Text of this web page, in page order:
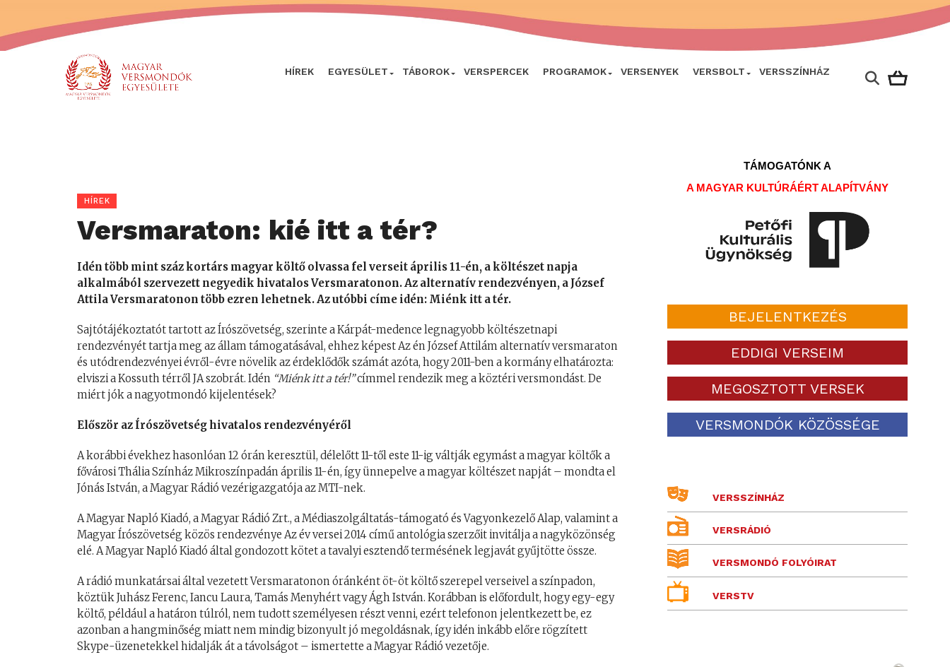
HÍREK EGYESÜLET TÁBOROK VERSPERCEK PROGRAMOK VERSENYEK VERSBOLT VERSSZÍNHÁZ
HÍREK
Versmaraton: kié itt a tér?
Idén több mint száz kortárs magyar költő olvassa fel verseit április 11-én, a költészet napja
alkalmából szervezett negyedik hivatalos Versmaratonon. Az alternatív rendezvényen, a József
Attila Versmaratonon több ezren lehetnek. Az utóbbi címe idén: Miénk itt a tér.
Sajtótájékoztatót tartott az Írószövetség, szerinte a Kárpát-medence legnagyobb költészetnapi
rendezvényét tartja meg az állam támogatásával, ehhez képest Az én József Attilám alternatív versmaraton
és utódrendezvényei évről-évre növelik az érdeklődők számát azóta, hogy 2011-ben a kormány elhatározta:
elviszi a Kossuth térről JA szobrát. Idén “Miénk itt a tér!”címmel rendezik meg a köztéri versmondást. De
miért jók a nagyotmondó kijelentések?
Először az Írószövetség hivatalos rendezvényéről
A korábbi évekhez hasonlóan 12 órán keresztül, délelőtt 11-től este 11-ig váltják egymást a magyar költők a
fővárosi Thália Színház Mikroszínpadán április 11-én, így ünnepelve a magyar költészet napját – mondta el
Jónás István, a Magyar Rádió vezérigazgatója az MTI-nek.
A Magyar Napló Kiadó, a Magyar Rádió Zrt., a Médiaszolgáltatás-támogató és Vagyonkezelő Alap, valamint a
Magyar Írószövetség közös rendezvénye Az év versei 2014 című antológia szerzőit invitálja a nagyközönség
elé. A Magyar Napló Kiadó által gondozott kötet a tavalyi esztendő termésének legjavát gyűjtötte össze.
A rádió munkatársai által vezetett Versmaratonon óránként öt-öt költő szerepel verseivel a színpadon,
köztük Juhász Ferenc, Iancu Laura, Tamás Menyhért vagy Ágh István. Korábban is előfordult, hogy egy-egy
költő, például a határon túlról, nem tudott személyesen részt venni, ezért telefonon jelentkezett be, ez
azonban a hangminőség miatt nem mindig bizonyult jó megoldásnak, így idén inkább előre rögzített
Skype-üzenetekkel hidalják át a távolságot – ismertette a Magyar Rádió vezetője.
TÁMOGATÓNK A
A MAGYAR KULTÚRÁÉRT ALAPÍTVÁNY
BEJELENTKEZÉS
EDDIGI VERSEIM
MEGOSZTOTT VERSEK
VERSMONDÓK KÖZÖSSÉGE
VERSSZÍNHÁZ
VERSRÁDIÓ
VERSMONDÓ FOLYÓIRAT
VERSTV